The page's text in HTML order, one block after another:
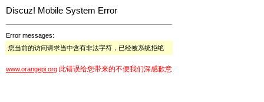
Discuz! Mobile System Error
Error messages:
您当前的访问请求当中含有非法字符，已经被系统拒绝
www.orangepi.org 此错误给您带来的不便我们深感歉意